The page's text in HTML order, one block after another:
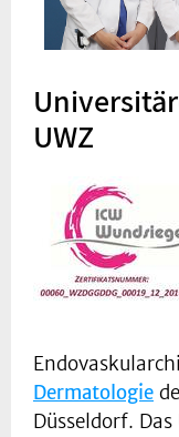
UWZ
Dermatologie
Düsseldorf.